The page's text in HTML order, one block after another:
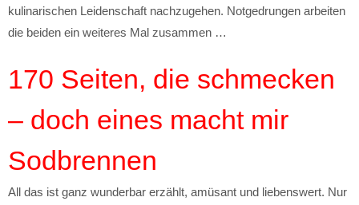
kulinarischen Leidenschaft nachzugehen. Notgedrungen arbeiten
die beiden ein weiteres Mal zusammen …
170 Seiten, die schmecken
– doch eines macht mir
Sodbrennen
All das ist ganz wunderbar erzählt, amüsant und liebenswert. Nur